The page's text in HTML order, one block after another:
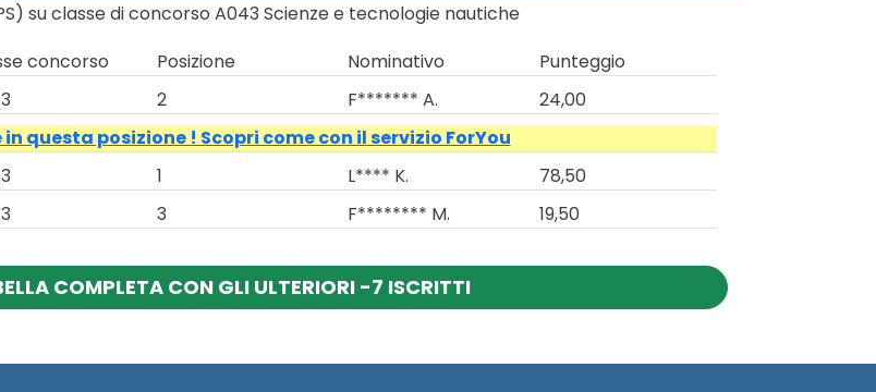
su classe di concorso A043 Scienze e tecnologie nautiche
concorso Posizione Nominativo
Punteggio
2 F******* A.
24,00
questa posizione ! Scopri come con il servizio ForYou
1 L**** K.
78,50
3 F******** M. 19,50
COMPLETA CON GLI ULTERIORI -7 ISCRITTI